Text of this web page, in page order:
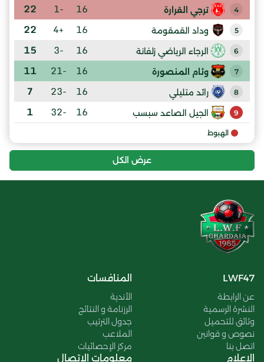
4 ترجي القرارة 16
-1
22
5 وداد القمقومة 16
+4
22
6 الرجاء الرياضي زلفانة 16
-3
15
7 وئام المنصورة 16
-21
11
8 رائد متليلي 16
-23
7
9 الجيل الصاعد سبسب 16
-32
1
الهبوط
عرض الكل
LWF47
عن الرابطة
النشرة الرسمية
وثائق للتحميل
نصوص و قوانين
اتصل بنا
المنافسات
الأندية
الرزنامة و النتائج
جدول الترتيب
الملاعب
مركز الإحصائيات
الإعلام معلومات الاتصال